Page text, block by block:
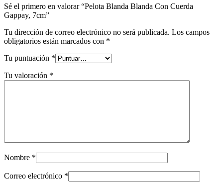
Sé el primero en valorar “Pelota Blanda Blanda Con Cuerda
Gappay, 7cm”
Tu dirección de correo electrónico no será publicada. Los campos
obligatorios están marcados con *
Tu puntuación *
Tu valoración *
Nombre *
Correo electrónico *